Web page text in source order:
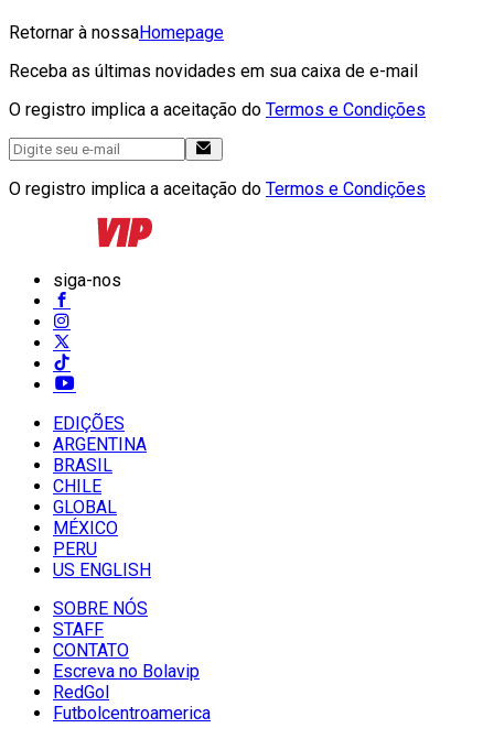
Retornar à nossaHomepage
Receba as últimas novidades em sua caixa de e-mail
O registro implica a aceitação do Termos e Condições
O registro implica a aceitação do Termos e Condições
siga-nos
EDIÇÕES
ARGENTINA
BRASIL
CHILE
GLOBAL
MÉXICO
PERU
US ENGLISH
SOBRE NÓS
STAFF
CONTATO
Escreva no Bolavip
RedGol
Futbolcentroamerica